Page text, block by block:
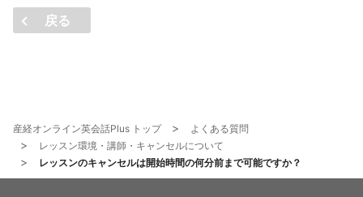
戻る
産経オンライン英会話Plus トップ
よくある質問
レッスン環境・講師・キャンセルについて
レッスンのキャンセルは開始時間の何分前まで可能ですか？